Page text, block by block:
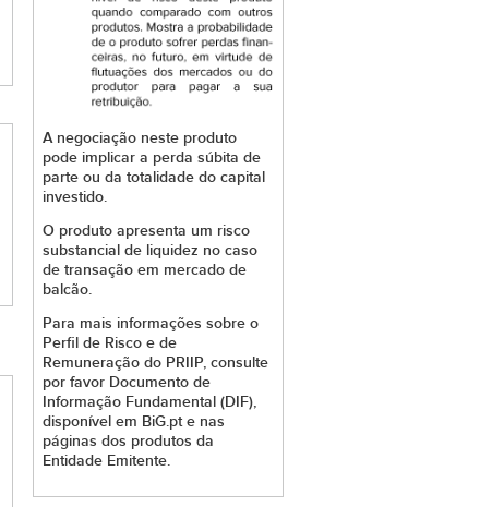
A negociação neste produto
pode implicar a perda súbita de
parte ou da totalidade do capital
investido.
O produto apresenta um risco
substancial de liquidez no caso
de transação em mercado de
balcão.
Para mais informações sobre o
Perfil de Risco e de
Remuneração do PRIIP, consulte
por favor Documento de
Informação Fundamental (DIF),
disponível em BiG.pt e nas
páginas dos produtos da
Entidade Emitente.